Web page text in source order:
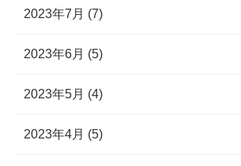
2023年7月 (7)
2023年6月 (5)
2023年5月 (4)
2023年4月 (5)